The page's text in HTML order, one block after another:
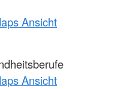
Ansicht
Ansicht